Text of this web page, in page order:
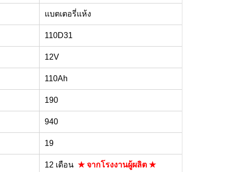
แบตเตอรี่แห้ง
110D31
12V
110Ah
190
940
19
12 เดือน ★ จากโรงงานผู้ผลิต ★